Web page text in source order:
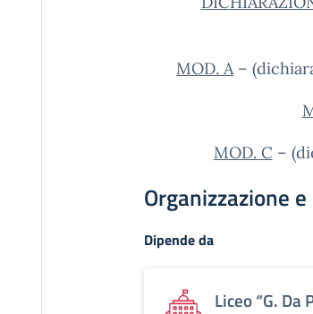
MOD. A–
MOD. C –
Organizzazione
Dipende da
Liceo “G. Da